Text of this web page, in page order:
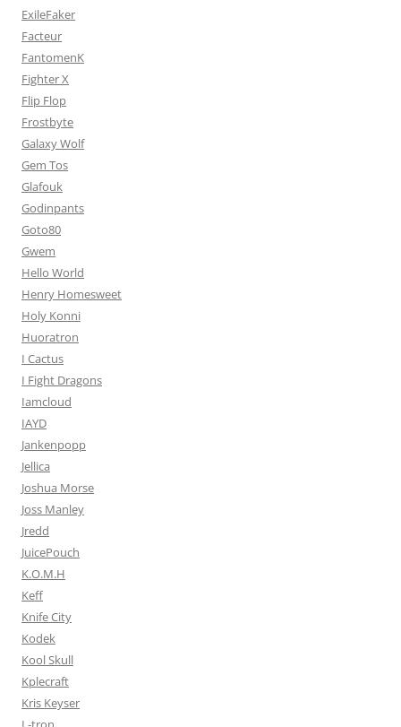
ExileFaker
Facteur
FantomenK
Fighter X
Flip Flop
Frostbyte
Galaxy Wolf
Gem Tos
Glafouk
Godinpants
Goto80
Gwem
Hello World
Henry Homesweet
Holy Konni
Huoratron
I Cactus
I Fight Dragons
Iamcloud
IAYD
Jankenpopp
Jellica
Joshua Morse
Joss Manley
Jredd
JuicePouch
K.O.M.H
Keff
Knife City
Kodek
Kool Skull
Kplecraft
Kris Keyser